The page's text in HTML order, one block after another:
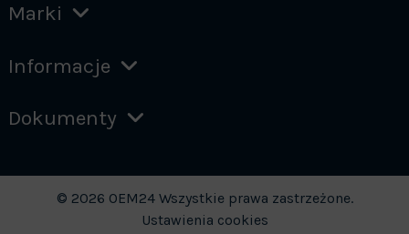
Marki
Informacje
Dokumenty
© 2026 OEM24 Wszystkie prawa zastrzeżone.
Ustawienia cookies